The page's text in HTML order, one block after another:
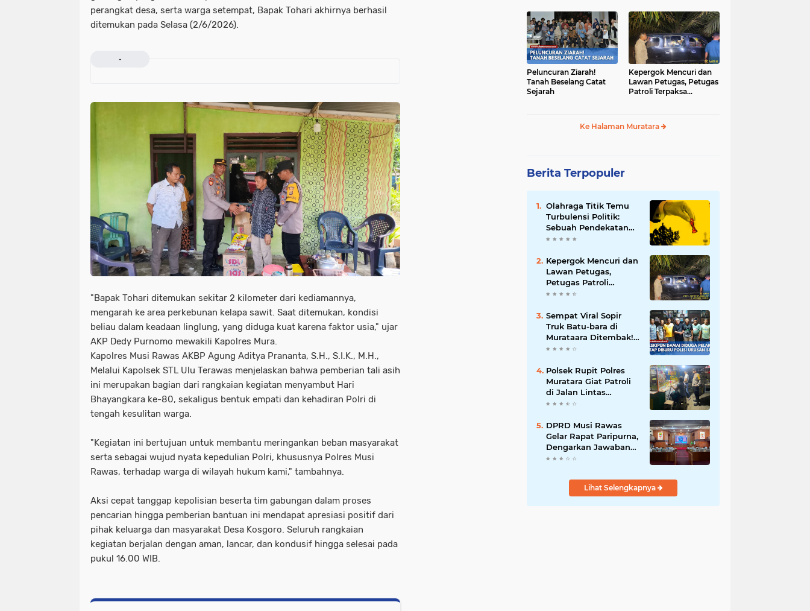
perangkat desa, serta warga setempat, Bapak Tohari akhirnya berhasil
ditemukan pada Selasa (2/6/2026).
-
"Bapak Tohari ditemukan sekitar 2 kilometer dari kediamannya,
mengarah ke area perkebunan kelapa sawit. Saat ditemukan, kondisi
beliau dalam keadaan linglung, yang diduga kuat karena faktor usia," ujar
AKP Dedy Purnomo mewakili Kapolres Mura.
Kapolres Musi Rawas AKBP Agung Aditya Prananta, S.H., S.I.K., M.H.,
Melalui Kapolsek STL Ulu Terawas menjelaskan bahwa pemberian tali asih
ini merupakan bagian dari rangkaian kegiatan menyambut Hari
Bhayangkara ke-80, sekaligus bentuk empati dan kehadiran Polri di
tengah kesulitan warga.
"Kegiatan ini bertujuan untuk membantu meringankan beban masyarakat
serta sebagai wujud nyata kepedulian Polri, khususnya Polres Musi
Rawas, terhadap warga di wilayah hukum kami," tambahnya.
Aksi cepat tanggap kepolisian beserta tim gabungan dalam proses
pencarian hingga pemberian bantuan ini mendapat apresiasi positif dari
pihak keluarga dan masyarakat Desa Kosgoro. Seluruh rangkaian
kegiatan berjalan dengan aman, lancar, dan kondusif hingga selesai pada
pukul 16.00 WIB.
Peluncuran Ziarah!
Tanah Beselang Catat
Sejarah
Kepergok Mencuri dan
Lawan Petugas, Petugas
Patroli Terpaksa
Ke Halaman Muratara
Berita Terpopuler
Olahraga Titik Temu
Turbulensi Politik:
Sebuah Pendekatan
Batalnya Tuan Rumah
Kepergok Mencuri dan
Lawan Petugas,
Petugas Patroli
Terpaksa Lumpuhkan
Sempat Viral Sopir
Truk Batu-bara di
Murataara Ditembak!
Namun Dikabarkan
Polsek Rupit Polres
Muratara Giat Patroli
di Jalan Lintas
Sumatera
DPRD Musi Rawas
Gelar Rapat Paripurna,
Dengarkan Jawaban
Eksekutif Atas 4
Lihat Selengkapnya